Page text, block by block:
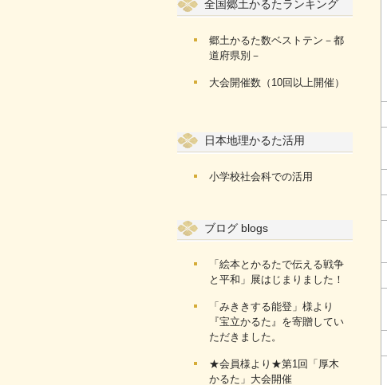
全国郷土かるたランキング
郷土かるた数ベストテン－都
道府県別－
大会開催数（10回以上開催）
日本地理かるた活用
小学校社会科での活用
ブログ blogs
「絵本とかるたで伝える戦争
と平和」展はじまりました！
「みききする能登」様より
『宝立かるた』を寄贈してい
ただきました。
★会員様より★第1回「厚木
かるた」大会開催